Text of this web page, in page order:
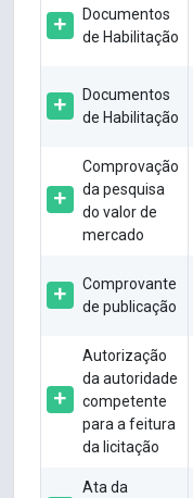
Documentos
de Habilitação
Documentos
de Habilitação
Comprovação
da pesquisa
do valor de
mercado
Comprovante
de publicação
Autorização
da autoridade
competente
para a feitura
da licitação
Ata da